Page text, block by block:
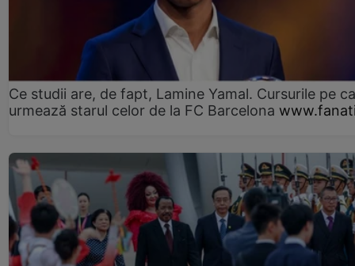
Ce studii are, de fapt, Lamine Yamal. Cursurile pe
urmează starul celor de la FC Barcelona